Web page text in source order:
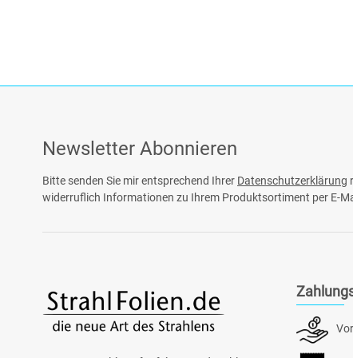
Newsletter Abonnieren
Bitte senden Sie mir entsprechend Ihrer Datenschutzerklärung
widerruflich Informationen zu Ihrem Produktsortiment per E-